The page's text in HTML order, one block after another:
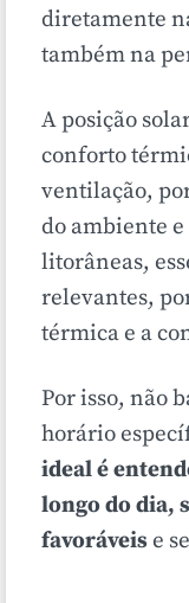
diretamente
também na
A posição
conforto
ventilação,
do ambiente
litorâneas,
relevantes,
térmica e a
Por isso, não
horário
ideal é
longo do dia,
favoráveis e